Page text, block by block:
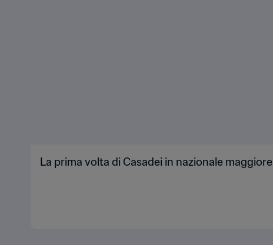
La prima volta di Casadei in nazionale maggiore